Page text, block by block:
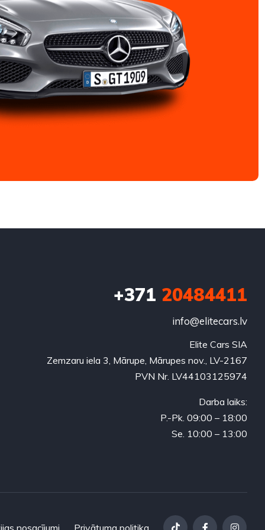
+371 20484411
info@elitecars.lv
Elite Cars SIA
Zemzaru iela 3, Mārupe, Mārupes nov., LV-2167
PVN Nr. LV44103125974
Darba laiks:
P.-Pk. 09:00 – 18:00
Se. 10:00 – 13:00
nosacījumi Privātuma politika